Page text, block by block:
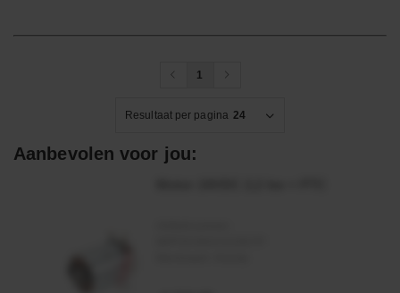
1
Resultaat per pagina 24
Aanbevolen voor jou: